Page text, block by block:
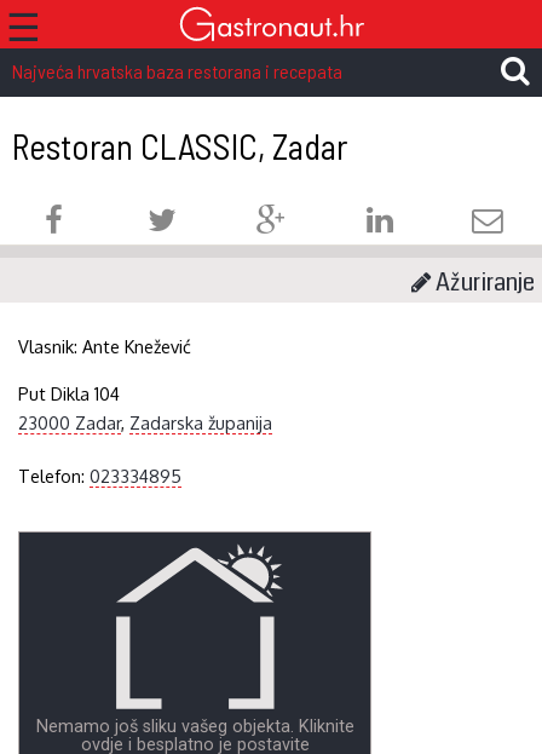
☰
Najveća hrvatska baza restorana i recepata
Restoran CLASSIC, Zadar
Ažuriranje
Vlasnik:Ante Knežević
Put Dikla 104
23000 Zadar, Zadarska županija
Telefon:023334895
Nemamo još sliku vašeg objekta. Kliknite
ovdje i besplatno je postavite